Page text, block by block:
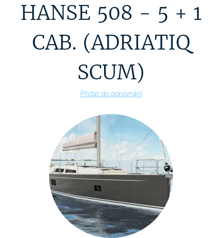
HANSE 508 - 5 + 1
CAB. (ADRIATIQ
SCUM)
Přidat do porovnání